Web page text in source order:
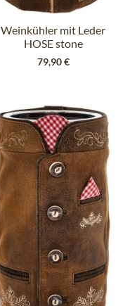
Weinkühler mit Leder
HOSE stone
79,90 €